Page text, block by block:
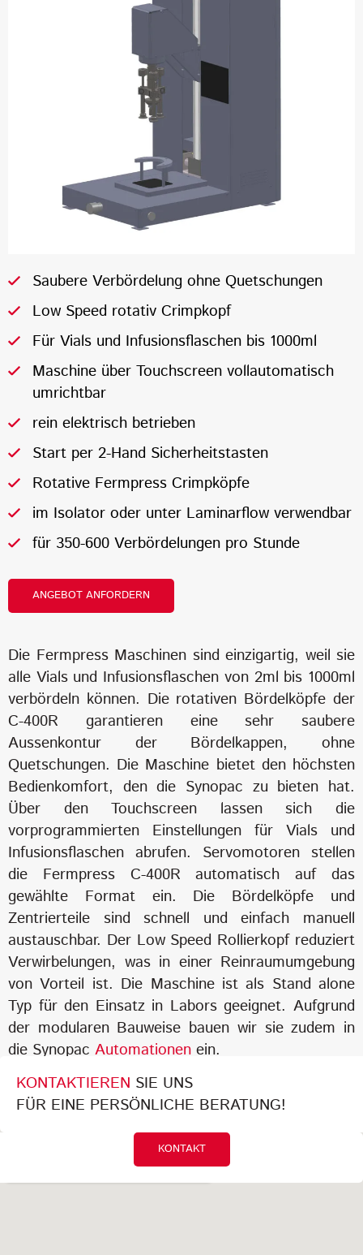
Saubere Verbördelung ohne Quetschungen
Low Speed rotativ Crimpkopf
Für Vials und Infusionsflaschen bis 1000ml
Maschine über Touchscreen vollautomatisch
umrichtbar
rein elektrisch betrieben
Start per 2-Hand Sicherheitstasten
Rotative Fermpress Crimpköpfe
im Isolator oder unter Laminarflow verwendbar
für 350-600 Verbördelungen pro Stunde
ANGEBOT ANFORDERN
Die Fermpress Maschinen sind einzigartig, weil sie
alle Vials und Infusionsflaschen von 2ml bis 1000ml
verbördeln können. Die rotativen Bördelköpfe der
C-400R garantieren eine sehr saubere
Aussenkontur der Bördelkappen, ohne
Quetschungen. Die Maschine bietet den höchsten
Bedienkomfort, den die Synopac zu bieten hat.
Über den Touchscreen lassen sich die
vorprogrammierten Einstellungen für Vials und
Infusionsflaschen abrufen. Servomotoren stellen
die Fermpress C-400R automatisch auf das
gewählte Format ein. Die Bördelköpfe und
Zentrierteile sind schnell und einfach manuell
austauschbar. Der Low Speed Rollierkopf reduziert
Verwirbelungen, was in einer Reinraumumgebung
von Vorteil ist. Die Maschine ist als Stand alone
Typ für den Einsatz in Labors geeignet. Aufgrund
der modularen Bauweise bauen wir sie zudem in
die Synopac Automationen ein.
KONTAKTIEREN SIE UNS
FÜR EINE PERSÖNLICHE BERATUNG!
KONTAKT